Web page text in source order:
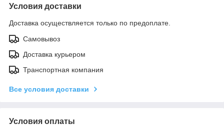
Условия доставки
Доставка осуществляется только по предоплате.
Самовывоз
Доставка курьером
Транспортная компания
Все условия доставки
Условия оплаты